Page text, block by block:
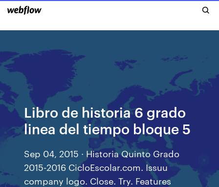
Libro de historia 6 grado
linea del tiempo bloque 5
Sep 04, 2015 · Historia Quinto Grado
2015-2016 CicloEscolar.com. Issuu
company logo. Close. Try. Features